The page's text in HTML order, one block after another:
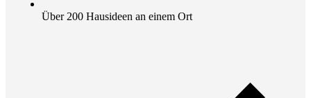
Über 200 Hausideen an einem Ort